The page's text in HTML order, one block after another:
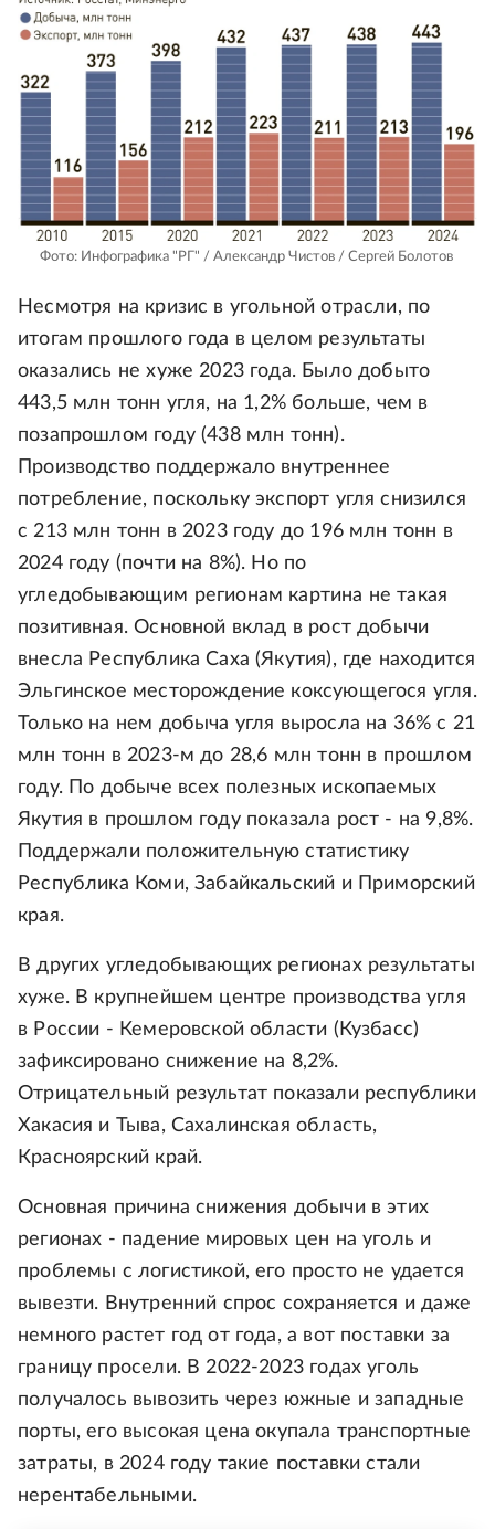
Фото: Инфографика "РГ" / Александр Чистов / Сергей Болотов
Несмотря на кризис в угольной отрасли, по
итогам прошлого года в целом результаты
оказались не хуже 2023 года. Было добыто
443,5 млн тонн угля, на 1,2% больше, чем в
позапрошлом году (438 млн тонн).
Производство поддержало внутреннее
потребление, поскольку экспорт угля снизился
с 213 млн тонн в 2023 году до 196 млн тонн в
2024 году (почти на 8%). Но по
угледобывающим регионам картина не такая
позитивная. Основной вклад в рост добычи
внесла Республика Саха (Якутия), где находится
Эльгинское месторождение коксующегося угля.
Только на нем добыча угля выросла на 36% с 21
млн тонн в 2023-м до 28,6 млн тонн в прошлом
году. По добыче всех полезных ископаемых
Якутия в прошлом году показала рост - на 9,8%.
Поддержали положительную статистику
Республика Коми, Забайкальский и Приморский
края.
В других угледобывающих регионах результаты
хуже. В крупнейшем центре производства угля
в России - Кемеровской области (Кузбасс)
зафиксировано снижение на 8,2%.
Отрицательный результат показали республики
Хакасия и Тыва, Сахалинская область,
Красноярский край.
Основная причина снижения добычи в этих
регионах - падение мировых цен на уголь и
проблемы с логистикой, его просто не удается
вывезти. Внутренний спрос сохраняется и даже
немного растет год от года, а вот поставки за
границу просели. В 2022-2023 годах уголь
получалось вывозить через южные и западные
порты, его высокая цена окупала транспортные
затраты, в 2024 году такие поставки стали
нерентабельными.